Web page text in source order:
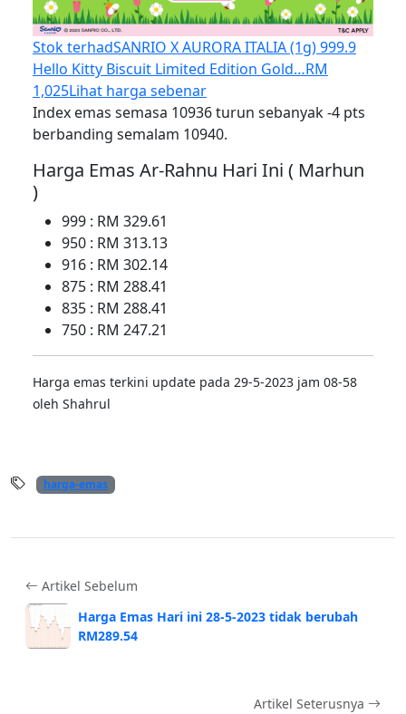
Stok terhadSANRIO X AURORA ITALIA (1g) 999.9
Hello Kitty Biscuit Limited Edition Gold…RM
1,025Lihat harga sebenar
Index emas semasa 10936 turun sebanyak -4 pts
berbanding semalam 10940.
Harga Emas Ar-Rahnu Hari Ini ( Marhun
)
999 : RM 329.61
950 : RM 313.13
916 : RM 302.14
875 : RM 288.41
835 : RM 288.41
750 : RM 247.21
Harga emas terkini update pada 29-5-2023 jam 08-58
oleh Shahrul
harga-emas
Artikel Sebelum
Harga Emas Hari ini 28-5-2023 tidak berubah
RM289.54
Artikel Seterusnya